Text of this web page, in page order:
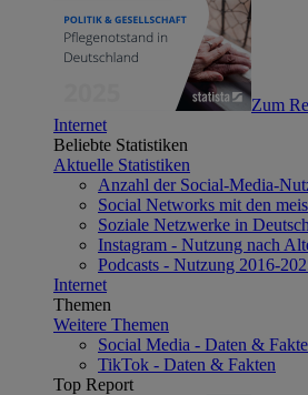
Zum
Internet
Beliebte Statistiken
Aktuelle Statistiken
Anzahl der Social-Media-
Social Networks mit den
Soziale Netzwerke in
Instagram - Nutzung nach
Podcasts - Nutzung 2016-
Internet
Themen
Weitere Themen
Social Media - Daten &
TikTok - Daten & Fakten
Top Report